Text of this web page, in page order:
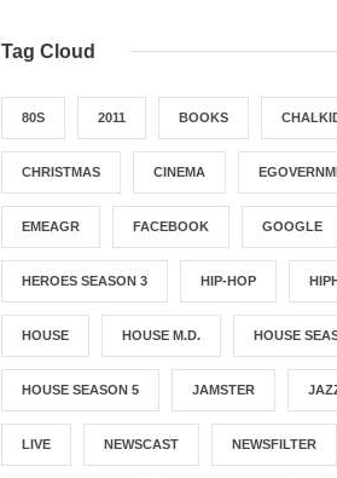
Tag Cloud
80S 2011 BOOKS
CHRISTMAS CINEMA
EMEAGR FACEBOOK GOOGLE
HEROES SEASON 3 HIP-HOP
HOUSE HOUSE M.D. HOUSE
HOUSE SEASON 5 JAMSTER
LIVE NEWSCAST NEWSFILTER